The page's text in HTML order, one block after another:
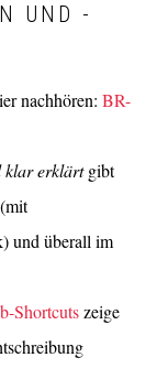
UND -
nachhören:BR-
klar erklärtgibt
(mit
und überall im
Shortcutszeige